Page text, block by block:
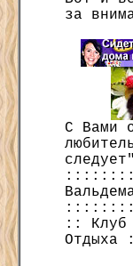
за
С Вами
следует"
:: Клуб
Отдыха